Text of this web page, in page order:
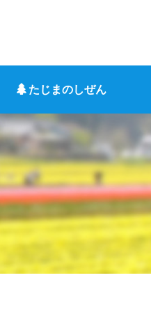
たじまのしぜん